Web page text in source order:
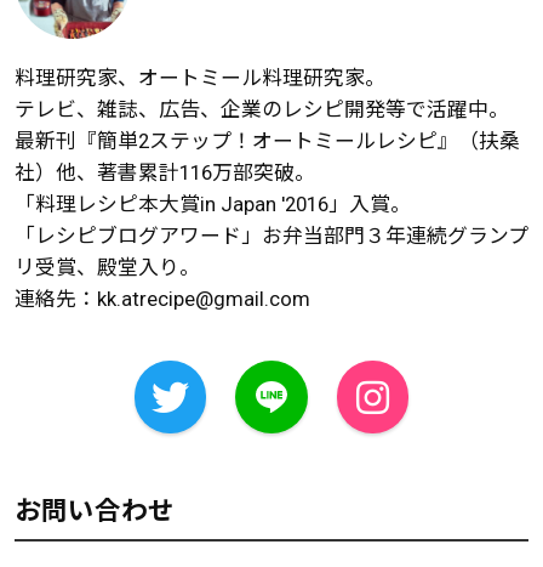
料理研究家、オートミール料理研究家。
テレビ、雑誌、広告、企業のレシピ開発等で活躍中。
最新刊『簡単2ステップ！オートミールレシピ』（扶桑
社）他、著書累計116万部突破。
「料理レシピ本大賞in Japan '2016」入賞。
「レシピブログアワード」お弁当部門３年連続グランプ
リ受賞、殿堂入り。
連絡先： kk.atrecipe@gmail.com
お問い合わせ